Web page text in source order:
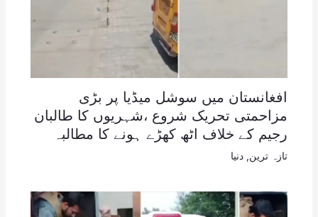
افغانستان میں سوشل میڈیا پر بڑی
مزاحمتی تحریک شروع ،شہریوں کا طالبان
رجیم کے خلاف اٹھ کھڑے ہونے کا مطالبہ
تازہ ترین دنیا